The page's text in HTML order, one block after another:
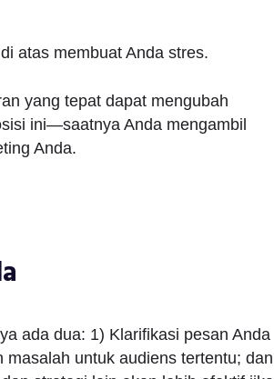
atas membuat Anda stres.
yang tepat dapat mengubah
ini—saatnya Anda mengambil
Anda.
ada dua: 1) Klarifikasi pesan Anda
untuk audiens tertentu; dan